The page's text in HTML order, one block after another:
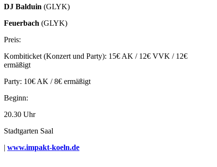
DJ Balduin (GLYK)
Feuerbach (GLYK)
Preis:
Kombiticket (Konzert und Party): 15€ AK / 12€ VVK / 12€
ermäßigt
Party: 10€ AK / 8€ ermäßigt
Beginn:
20.30 Uhr
Stadtgarten Saal
| www.impakt-koeln.de